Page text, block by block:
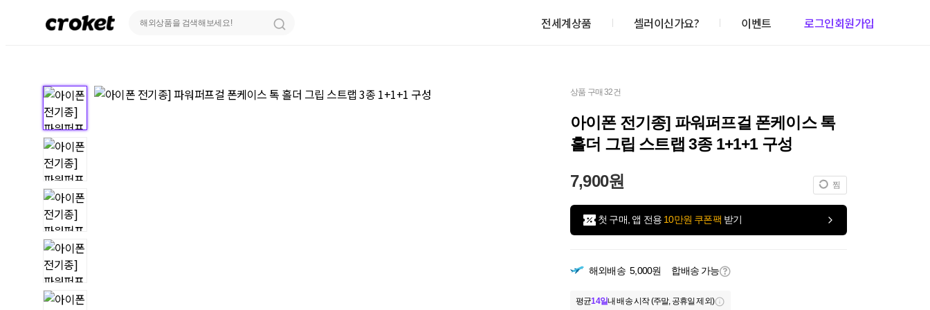
전세계상품 셀러이신가요? 이벤트 로그인회원가입
상품 구매 32건
아이폰 전기종] 파워퍼프걸 폰케이스 톡
홀더 그립 스트랩 3종 1+1+1 구성
7,900원 찜
첫 구매, 앱 전용 10만원 쿠폰팩 받기
해외배송 5,000원 합배송 가능
평균14일내 배송 시작 (주말, 공휴일 제외)